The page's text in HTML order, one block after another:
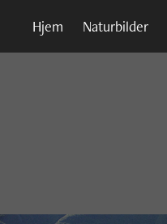
Hjem Naturbilder